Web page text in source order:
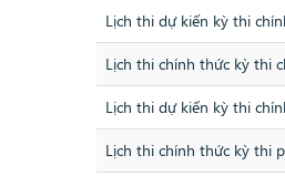
Lịch thi dự kiến kỳ thi
Lịch thi chính thức kỳ thi
Lịch thi dự kiến kỳ thi
Lịch thi chính thức kỳ thi